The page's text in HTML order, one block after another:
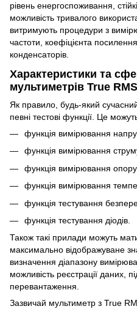
рівень енергоспоживання,
можливість тривалого
витримують процедури з
частоти, коефіцієнта
конденсаторів.
Характеристики та
мультиметрів True RMS
Як правило, будь-який
певні тестові функції. Це
функція вимірювання
функція вимірювання
функція вимірювання
функція вимірювання
функція тестування
функція тестування діодів.
Також такі прилади можуть
максимально відображуване
визначення діапазону
можливість реєстрації даних,
перевантаження.
Зазвичай мультиметр з True